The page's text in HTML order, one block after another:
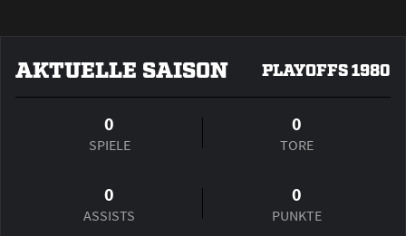
AKTUELLE SAISON PLAYOFFS 1980
0
SPIELE
0
TORE
0
ASSISTS
0
PUNKTE